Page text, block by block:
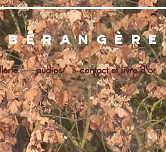
audios contact et livre d'or